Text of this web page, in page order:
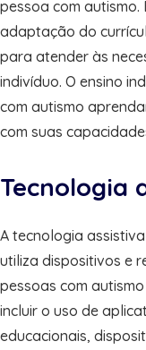
pessoa com
adaptação do
para atender às
indivíduo. O ensino
com autismo
com suas
Tecnologia
A tecnologia
utiliza dispositivos e
pessoas com
incluir o uso de
educacionais,